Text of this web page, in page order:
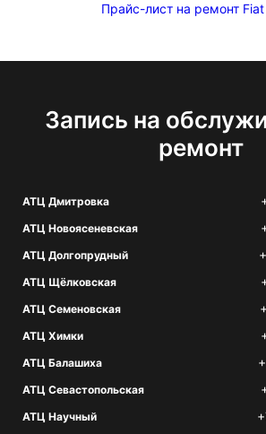
Прайс-лист на ремонт
Запись на
ремонт
АТЦ Дмитровка
АТЦ Новоясеневская
АТЦ Долгопрудный
АТЦ Щёлковская
АТЦ Семеновская
АТЦ Химки
АТЦ Балашиха
АТЦ Севастопольская
АТЦ Научный